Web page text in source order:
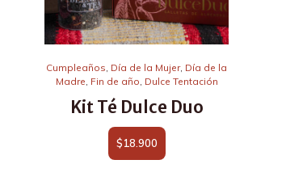
Cumpleaños, Día de la Mujer, Día de la
Madre, Fin de año, Dulce Tentación
Kit Té Dulce Duo
$18.900